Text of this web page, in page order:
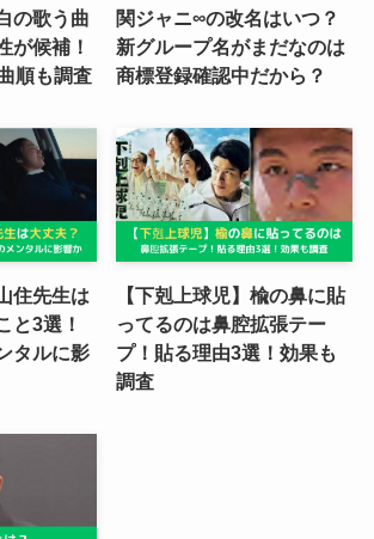
の歌う曲
が候補！
順も調査
関ジャニ∞の改名はいつ？
新グループ名がまだなのは
商標登録確認中だから？
住先生は
と3選！
タルに影
【下剋上球児】楡の鼻に貼
ってるのは鼻腔拡張テー
プ！貼る理由3選！効果も
調査